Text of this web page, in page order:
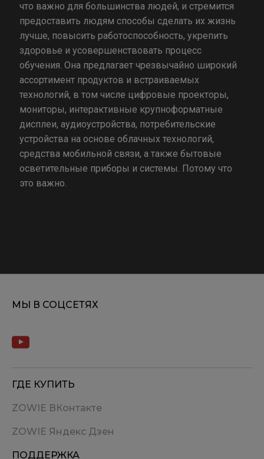
что важно для большинства людей, и стремится
предоставить людям способы сделать их жизнь
лучше, повысить работоспособность, укрепить
здоровье и усовершенствовать процесс
обучения. Она предлагает чрезвычайно широкий
ассортимент продуктов и встраиваемых
технологий, в том числе цифровые проекторы,
мониторы, интерактивные крупноформатные
дисплеи, аудиоустройства, потребительские
устройства на основе облачных технологий,
средства мобильной связи, а также бытовые
осветительные приборы и системы. Потому что
это важно.
МЫ В СОЦСЕТЯХ
ГДЕ КУПИТЬ
ZOWIE ВКонтакте
ZOWIE Яндекс Дзен
ПОДДЕРЖКА